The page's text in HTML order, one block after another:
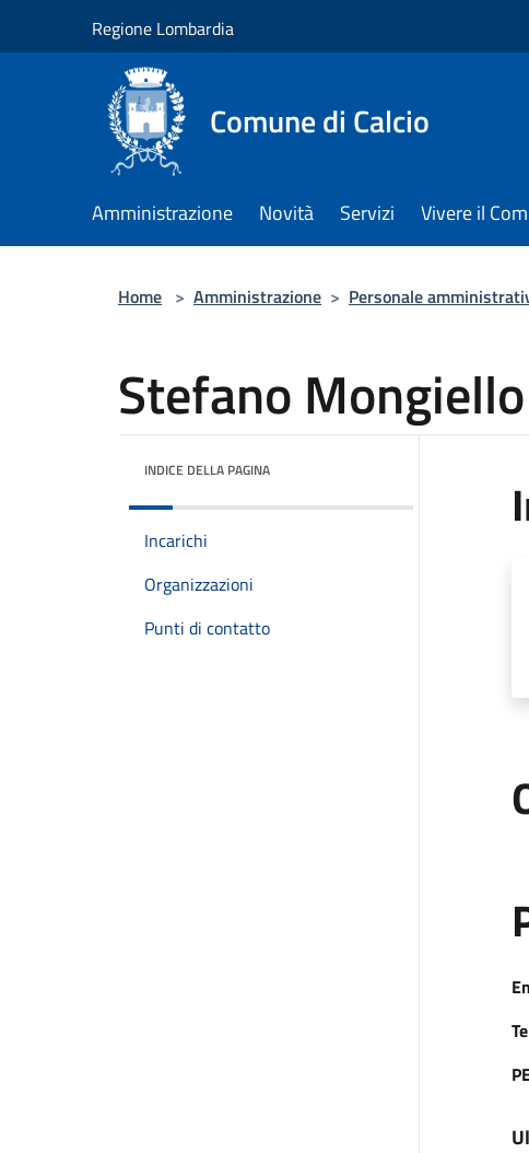
Regione Lombardia
Comune di Calcio
Amministrazione Novità Servizi Vivere il
Home > Amministrazione > Personale
Stefano Mongiello
INDICE DELLA PAGINA
Incarichi
Organizzazioni
Punti di contatto